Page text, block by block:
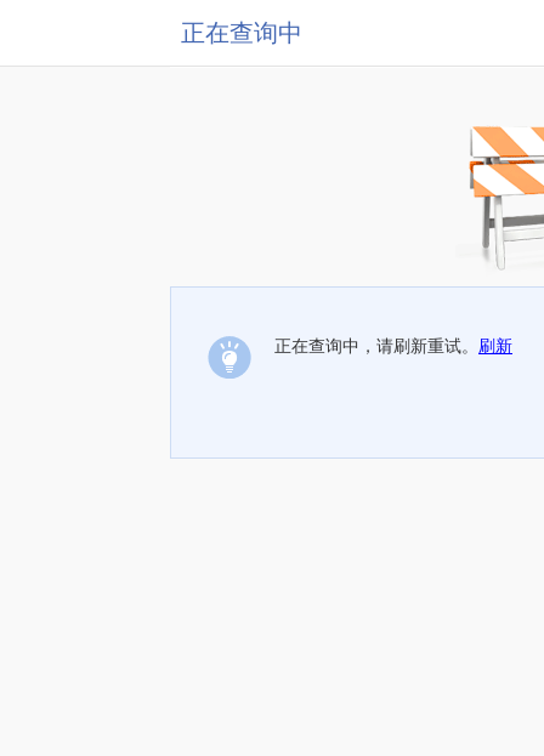
正在查询中
正在查询中，请刷新重试。 刷新